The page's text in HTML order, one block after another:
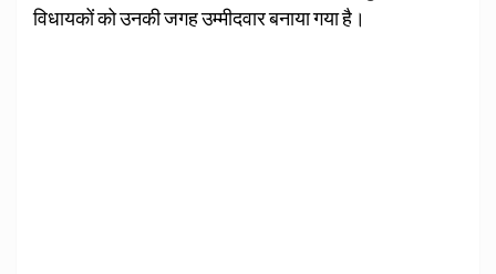
विधायकों को उनकी जगह उम्मीदवार बनाया गया है।